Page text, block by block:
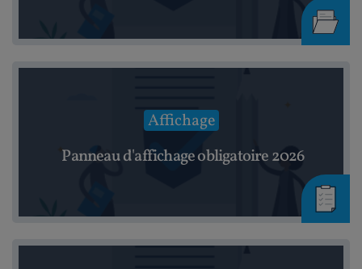
Affichage
Panneau d'affichage obligatoire 2026